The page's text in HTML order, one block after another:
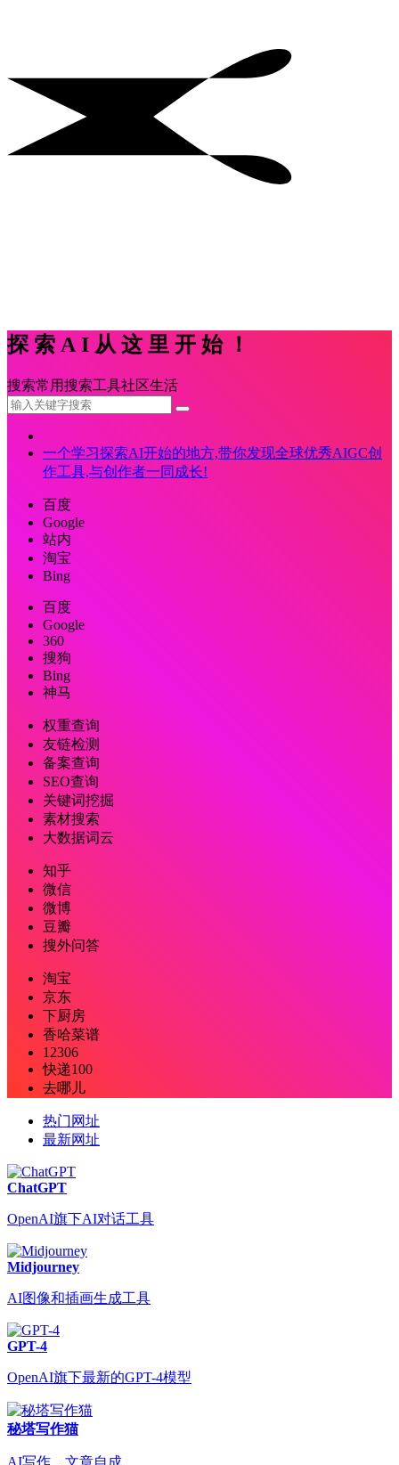
探索AI从这里开始！
搜索常用搜索工具社区生活
一个学习探索AI开始的地方,带你发现全球优秀AIGC创
作工具,与创作者一同成长!
百度
Google
站内
淘宝
Bing
百度
Google
360
搜狗
Bing
神马
权重查询
友链检测
备案查询
SEO查询
关键词挖掘
素材搜索
大数据词云
知乎
微信
微博
豆瓣
搜外问答
淘宝
京东
下厨房
香哈菜谱
12306
快递100
去哪儿
热门网址
最新网址
ChatGPT
OpenAI旗下AI对话工具
Midjourney
AI图像和插画生成工具
GPT-4
OpenAI旗下最新的GPT-4模型
秘塔写作猫
AI写作，文章自成